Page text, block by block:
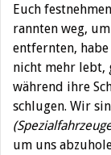
Euch
rannten weg,
entfernten,
nicht mehr lebt,
während ihre
schlugen. Wir
um uns